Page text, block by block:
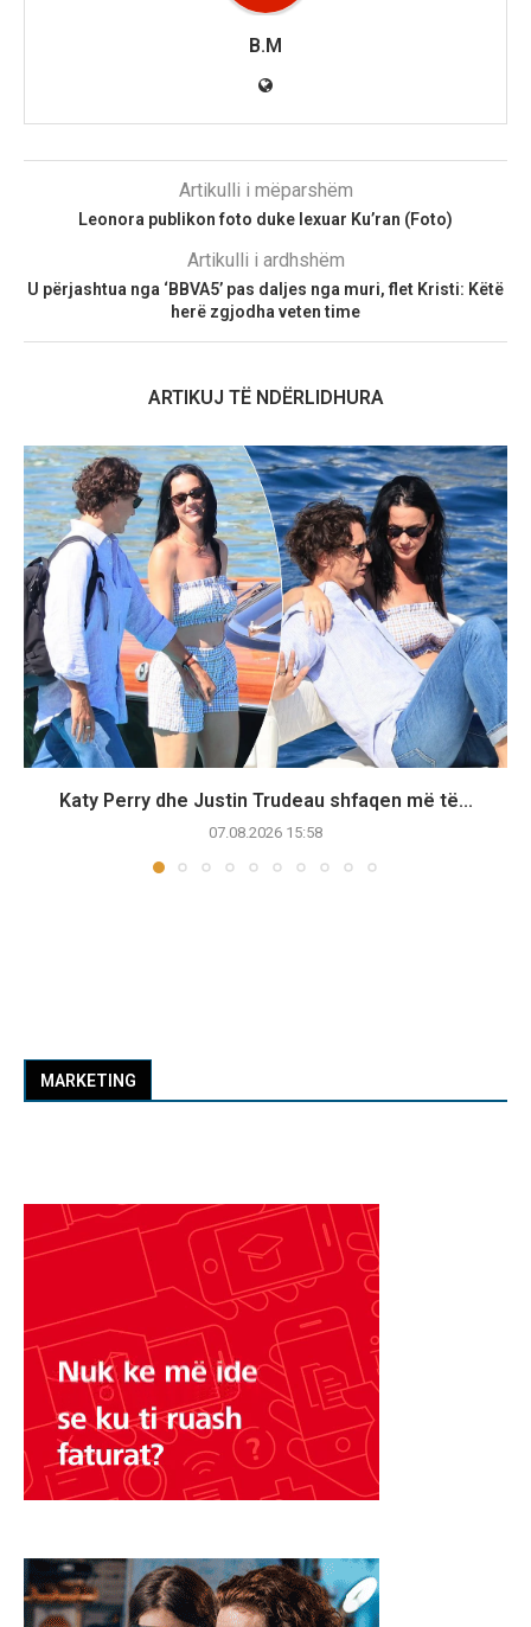
B.M
Artikulli i mëparshëm
Leonora publikon foto duke lexuar Ku’ran (Foto)
Artikulli i ardhshëm
U përjashtua nga ‘BBVA5’ pas daljes nga muri, flet Kristi: Këtë
herë zgjodha veten time
ARTIKUJ TË NDËRLIDHURA
Katy Perry dhe Justin Trudeau shfaqen më të...
07.08.2026 15:58
MARKETING